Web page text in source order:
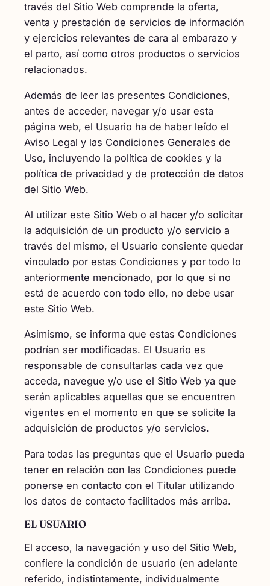
través del Sitio Web comprende la oferta,
venta y prestación de servicios de información
y ejercicios relevantes de cara al embarazo y
el parto, así como otros productos o servicios
relacionados.
Además de leer las presentes Condiciones,
antes de acceder, navegar y/o usar esta
página web, el Usuario ha de haber leído el
Aviso Legal y las Condiciones Generales de
Uso, incluyendo la política de cookies y la
política de privacidad y de protección de datos
del Sitio Web.
Al utilizar este Sitio Web o al hacer y/o solicitar
la adquisición de un producto y/o servicio a
través del mismo, el Usuario consiente quedar
vinculado por estas Condiciones y por todo lo
anteriormente mencionado, por lo que si no
está de acuerdo con todo ello, no debe usar
este Sitio Web.
Asimismo, se informa que estas Condiciones
podrían ser modificadas. El Usuario es
responsable de consultarlas cada vez que
acceda, navegue y/o use el Sitio Web ya que
serán aplicables aquellas que se encuentren
vigentes en el momento en que se solicite la
adquisición de productos y/o servicios.
Para todas las preguntas que el Usuario pueda
tener en relación con las Condiciones puede
ponerse en contacto con el Titular utilizando
los datos de contacto facilitados más arriba.
EL USUARIO
El acceso, la navegación y uso del Sitio Web,
confiere la condición de usuario (en adelante
referido, indistintamente, individualmente